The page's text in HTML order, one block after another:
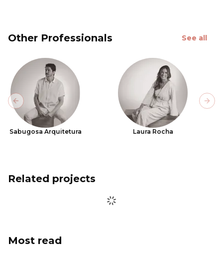
Other Professionals See all
Sabugosa Arquitetura Laura Rocha
Previous slide
Related projects
Most read